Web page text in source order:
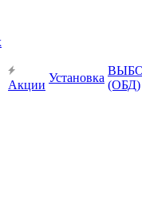
Акции
Установка
(ОБД)